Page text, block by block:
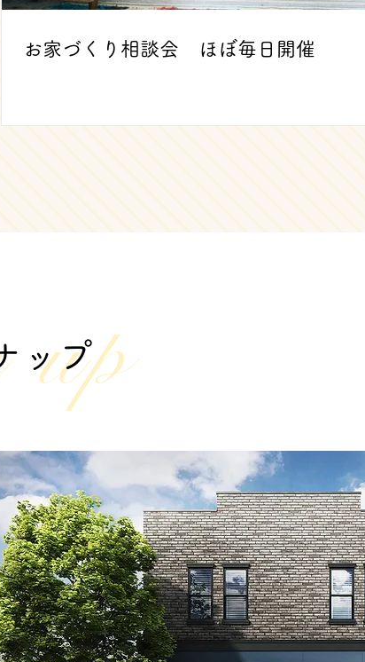
お家づくり相談会 ほぼ毎日開催
up
ップ